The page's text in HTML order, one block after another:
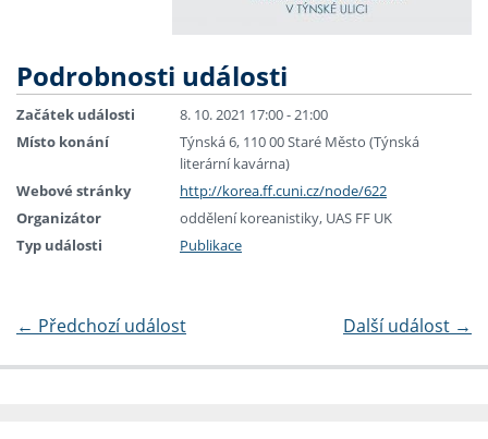
Podrobnosti události
Začátek události
8. 10. 2021 17:00 - 21:00
Místo konání
Týnská 6, 110 00 Staré Město (Týnská
literární kavárna)
Webové stránky
http://korea.ff.cuni.cz/node/622
Organizátor
oddělení koreanistiky, UAS FF UK
Typ události
Publikace
← Předchozí událost Další událost →